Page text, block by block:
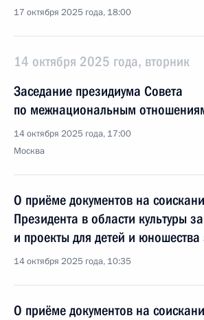
17 октября 2025 года, 18:00
14 октября 2025 года, вторник
Заседание президиума Совета
по межнациональным
14 октября 2025 года, 17:00
Москва
О приёме документов на
Президента в области культуры
и проекты для детей и
14 октября 2025 года, 10:35
О приёме документов на